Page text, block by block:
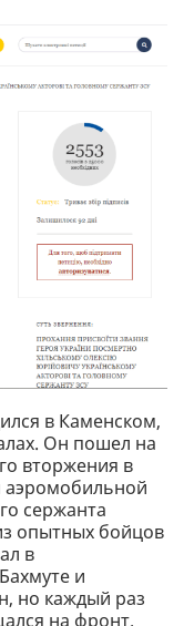
в Каменском,
Он пошел на
вторжения в
аэромобильной
сержанта
опытных бойцов
в
и
но каждый раз
на фронт.